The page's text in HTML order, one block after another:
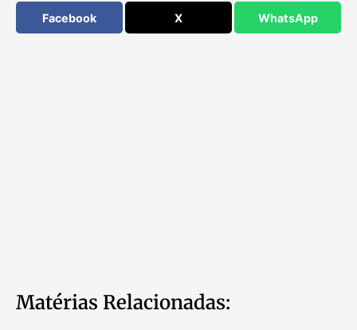
Facebook X WhatsApp
Matérias Relacionadas: